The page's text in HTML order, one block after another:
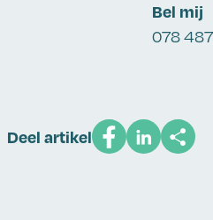
Bel mij
078
Deel artikel